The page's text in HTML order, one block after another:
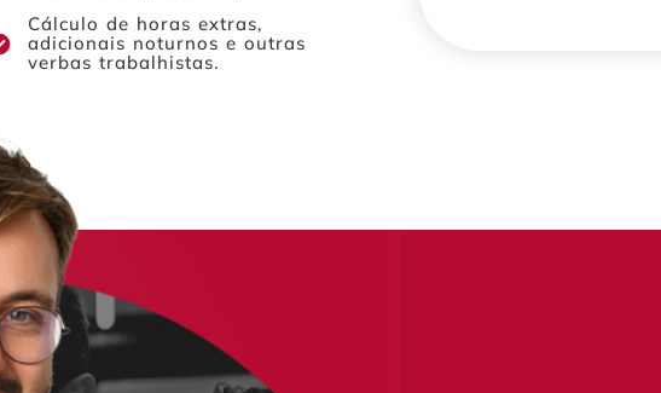
Cálculo de horas extras,
adicionais noturnos e outras
verbas trabalhistas.